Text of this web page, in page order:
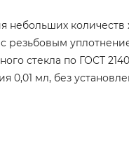
небольших
стекла по ГОСТ
0,01 мл, без